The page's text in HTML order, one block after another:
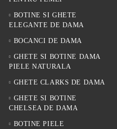
BOTINE SI GHETE
ELEGANTE DE DAMA
BOCANCI DE DAMA
GHETE SI BOTINE DAMA
PIELE NATURALA
GHETE CLARKS DE DAMA
GHETE SI BOTINE
CHELSEA DE DAMA
BOTINE PIELE